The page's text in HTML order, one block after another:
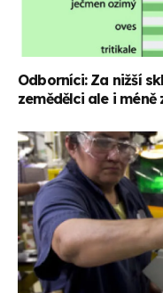
Odborníci: Za nižší
zemědělci ale i méně